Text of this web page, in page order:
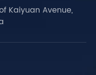
Kaiyuan Avenue,